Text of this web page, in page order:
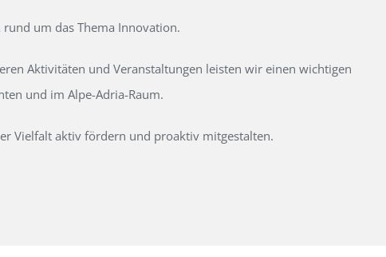
um das Thema Innovation.
Aktivitäten und Veranstaltungen leisten wir einen wichtigen
und im Alpe-Adria-Raum.
Vielfalt aktiv fördern und proaktiv mitgestalten.